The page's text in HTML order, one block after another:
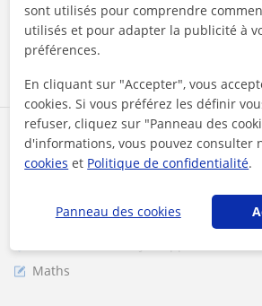
voir plus
25€/h
Basile
Maths
sont utilisés pour comprendre
utilisés et pour adapter la publicité à
préférences.
En cliquant sur "Accepter", vous
cookies. Si vous préférez les définir
refuser, cliquez sur "Panneau des
d'informations, vous pouvez consulter
cookies et Politique de confidentialité.
Panneau des cookies